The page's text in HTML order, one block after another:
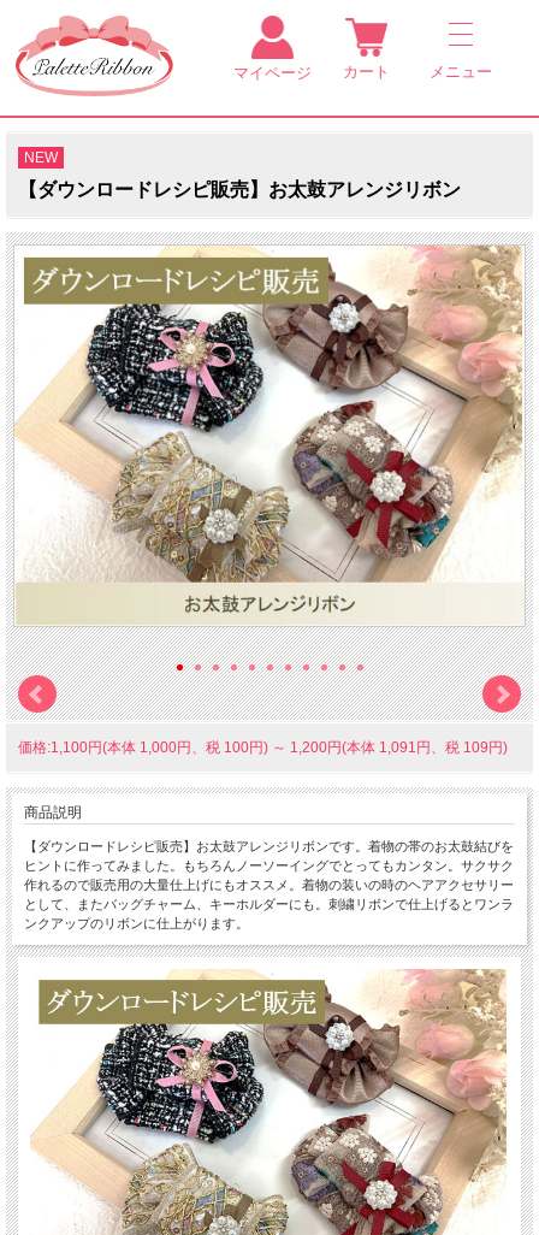
マイページ カート メニュー
NEW
【ダウンロードレシピ販売】お太鼓アレンジリボン
価格:1,100円(本体 1,000円、税 100円) ～ 1,200円(本体 1,091円、税 109円)
商品説明
【ダウンロードレシピ販売】お太鼓アレンジリボンです。着物の帯のお太鼓結びを
ヒントに作ってみました。もちろんノーソーイングでとってもカンタン。サクサク
作れるので販売用の大量仕上げにもオススメ。着物の装いの時のヘアアクセサリー
として、またバッグチャーム、キーホルダーにも。刺繍リボンで仕上げるとワンラ
ンクアップのリボンに仕上がります。